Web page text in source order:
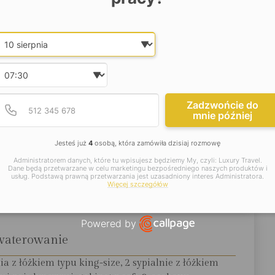
widokami na zatokę Laganas i wyspę Marathonisi.
gier z rowerkiem stacjonarnym, stołem do ping-
informacje:
wyspy należącej do Wysp Jońskich, ok. 200
18 km od Zakynthos, stolicy wyspy, 17 km od
od głównego portu w Zakynthos.
z łóżkiem typu king-size, 2 sypialnie z łóżkiem
Date and time slection for
Wybierz datę
Numer telefonu
Podaj poprawny numer
Zadzwońcie do
mnie później
Jesteś już 4 osobą, która zamówiła dzisiaj rozmowę
Administratorem danych, które tu wpisujesz będziemy My, czyli: Luxury Travel.
Dane będą przetwarzane w celu marketingu bezpośredniego naszych produktów i
usług. Podstawą prawną przetwarzania jest uzasadniony interes Administratora.
Więcej szczegółów
Powered by